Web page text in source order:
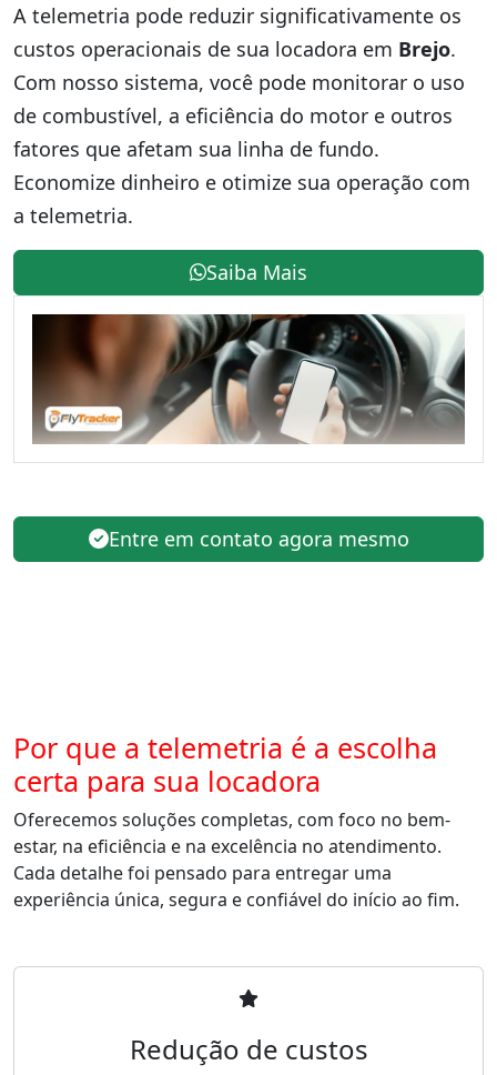
A telemetria pode reduzir significativamente os
custos operacionais de sua locadora em Brejo.
Com nosso sistema, você pode monitorar o uso
de combustível, a eficiência do motor e outros
fatores que afetam sua linha de fundo.
Economize dinheiro e otimize sua operação com
a telemetria.
Saiba Mais
Entre em contato agora mesmo
Por que a telemetria é a escolha
certa para sua locadora
Oferecemos soluções completas, com foco no bem-
estar, na eficiência e na excelência no atendimento.
Cada detalhe foi pensado para entregar uma
experiência única, segura e confiável do início ao fim.
Redução de custos